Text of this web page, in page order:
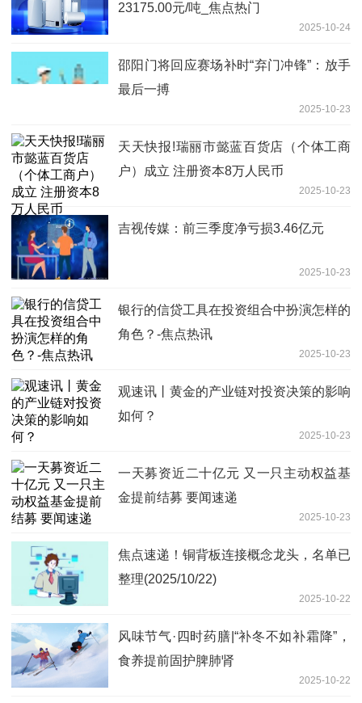
23175.00元/吨_焦点热门
2025-10-24
邵阳门将回应赛场补时“弃门冲锋”：放手
最后一搏
2025-10-23
天天快报!瑞丽市懿蓝百货店（个体工商
户）成立 注册资本8万人民币
2025-10-23
吉视传媒：前三季度净亏损3.46亿元
2025-10-23
银行的信贷工具在投资组合中扮演怎样的
角色？-焦点热讯
2025-10-23
观速讯丨黄金的产业链对投资决策的影响
如何？
2025-10-23
一天募资近二十亿元 又一只主动权益基
金提前结募 要闻速递
2025-10-23
焦点速递！铜背板连接概念龙头，名单已
整理(2025/10/22)
2025-10-22
风味节气·四时药膳|“补冬不如补霜降”，
食养提前固护脾肺肾
2025-10-22